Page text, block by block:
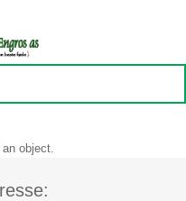
object.